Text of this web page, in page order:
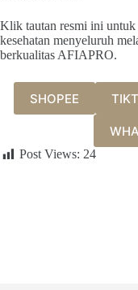
Klik tautan resmi ini untuk
kesehatan menyeluruh
berkualitas AFIAPRO.
SHOPEE
Post Views: 24